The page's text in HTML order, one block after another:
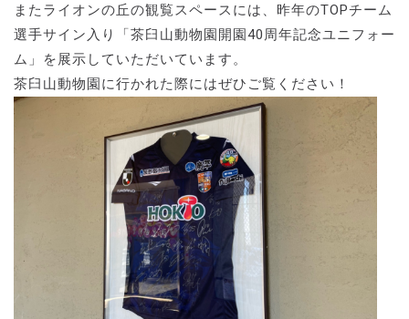
またライオンの丘の観覧スペースには、昨年のTOPチーム
選手サイン入り「茶臼山動物園開園40周年記念ユニフォー
ム」を展示していただいています。
茶臼山動物園に行かれた際にはぜひご覧ください！